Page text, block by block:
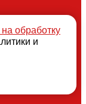
обработку
и